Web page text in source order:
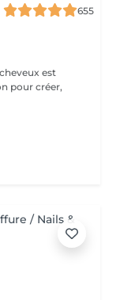
655
est
pour créer,